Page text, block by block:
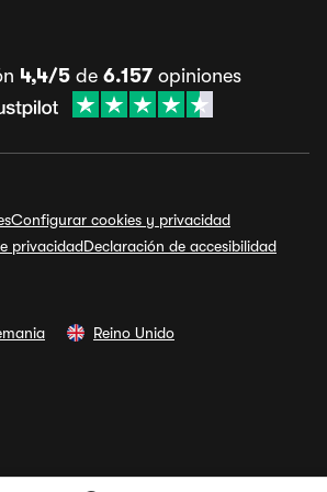
4,4/5de 6.157opiniones
Configurar cookies y privacidad
privacidadDeclaración de accesibilidad
Reino Unido